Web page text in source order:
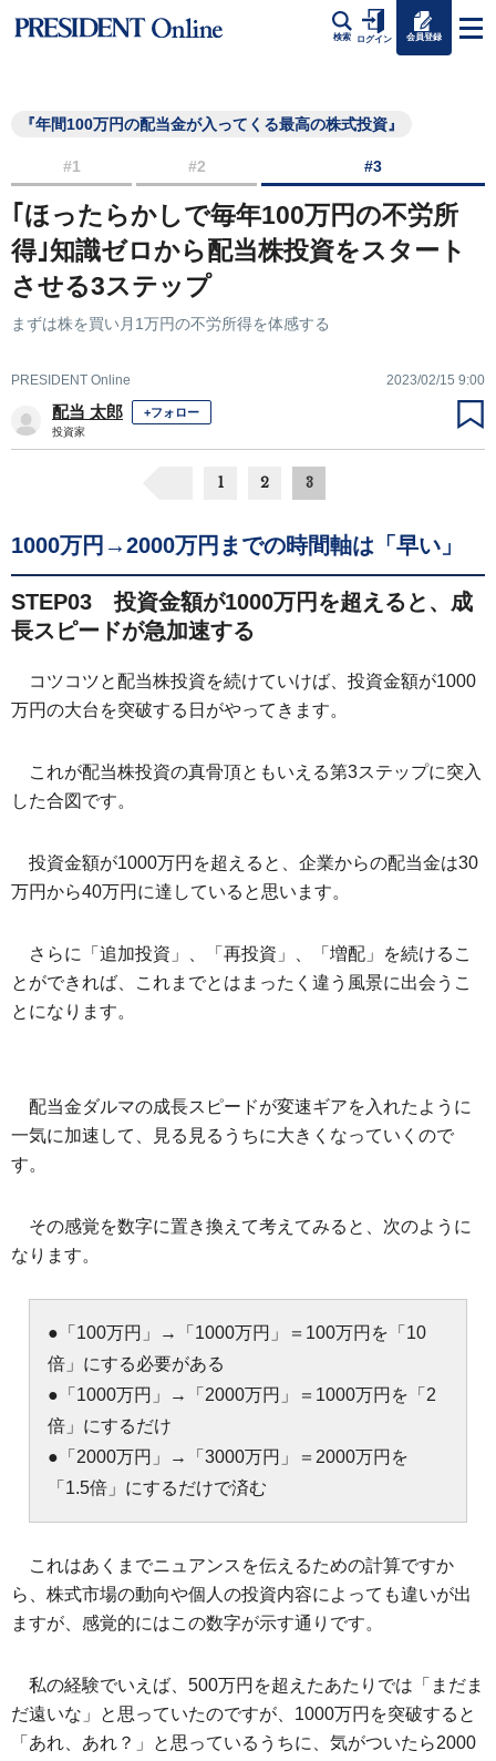
検索 ログイン 会員登録
『年間100万円の配当金が入ってくる最高の株式投資』
#1 #2 #3
｢ほったらかしで毎年100万円の不労所
得｣知識ゼロから配当株投資をスタート
させる3ステップ
まずは株を買い月1万円の不労所得を体感する
PRESIDENT Online 2023/02/15 9:00
配当 太郎 +フォロー
投資家
1 2 3
1000万円→2000万円までの時間軸は「早い」
STEP03 投資金額が1000万円を超えると、成
長スピードが急加速する
コツコツと配当株投資を続けていけば、投資金額が1000
万円の大台を突破する日がやってきます。
これが配当株投資の真骨頂ともいえる第3ステップに突入
した合図です。
投資金額が1000万円を超えると、企業からの配当金は30
万円から40万円に達していると思います。
さらに「追加投資」、「再投資」、「増配」を続けるこ
とができれば、これまでとはまったく違う風景に出会うこ
とになります。
配当金ダルマの成長スピードが変速ギアを入れたように
一気に加速して、見る見るうちに大きくなっていくので
す。
その感覚を数字に置き換えて考えてみると、次のように
なります。
●「100万円」→「1000万円」＝100万円を「10
倍」にする必要がある
●「1000万円」→「2000万円」＝1000万円を「2
倍」にするだけ
●「2000万円」→「3000万円」＝2000万円を
「1.5倍」にするだけで済む
これはあくまでニュアンスを伝えるための計算ですか
ら、株式市場の動向や個人の投資内容によっても違いが出
ますが、感覚的にはこの数字が示す通りです。
私の経験でいえば、500万円を超えたあたりでは「まだま
だ遠いな」と思っていたのですが、1000万円を突破すると
「あれ、あれ？」と思っているうちに、気がついたら2000